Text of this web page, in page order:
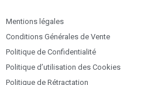
Mentions légales
Conditions Générales de Vente
Politique de Confidentialité
Politique d’utilisation des Cookies
Politique de Rétractation